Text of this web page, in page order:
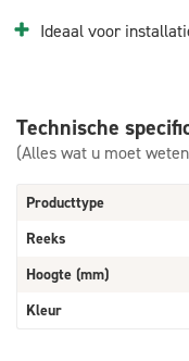
Ideaal voor
Technische
(Alles wat u moet
Producttype
Reeks
Hoogte (mm)
Kleur